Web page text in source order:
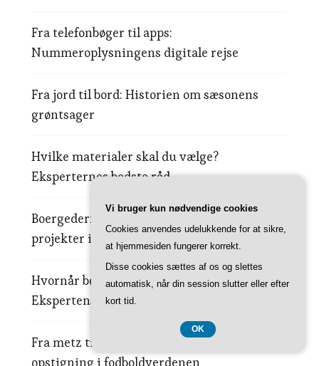
Fra telefonbøger til apps:
Nummeroplysningens digitale rejse
Fra jord til bord: Historien om sæsonens
grøntsager
Hvilke materialer skal du vælge?
Eksperternes bedste råd
Boergederne der vendte tilbage: Succesfulde
projekter i dansk natur
Hvornår bør du ikke tage telefonen?
Ekspertens råd om ukendte opkald
Fra metz til stjernestatus: Mikautadzes
opstigning i fodboldverdenen
Vi bruger kun nødvendige cookies
Cookies anvendes udelukkende for at sikre,
at hjemmesiden fungerer korrekt.
Disse cookies sættes af os og slettes
automatisk, når din session slutter eller efter
kort tid.
OK